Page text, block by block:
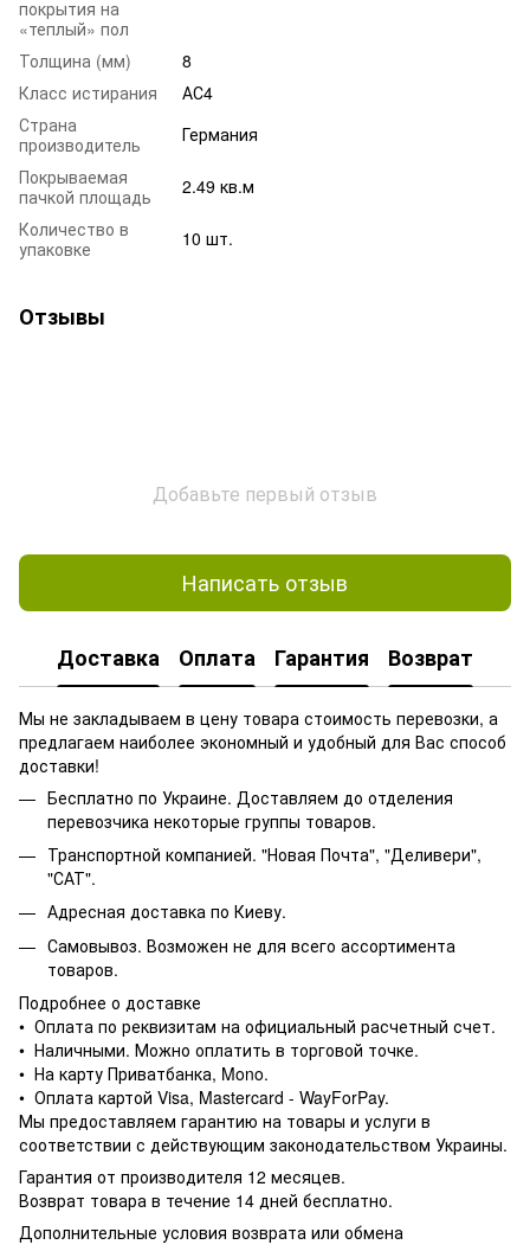
покрытия на
«теплый» пол
Толщина (мм)
8
Класс истирания
АС4
Страна
производитель
Германия
Покрываемая
пачкой площадь
2.49 кв.м
Количество в
упаковке
10 шт.
Отзывы
Добавьте первый отзыв
Написать отзыв
Доставка Оплата Гарантия Возврат
Мы не закладываем в цену товара стоимость перевозки, а
предлагаем наиболее экономный и удобный для Вас способ
доставки!
Бесплатно по Украине. Доставляем до отделения
перевозчика некоторые группы товаров.
Транспортной компанией. "Новая Почта", "Деливери",
"САТ".
Адресная доставка по Киеву.
Самовывоз. Возможен не для всего ассортимента
товаров.
Подробнее о доставке
• Оплата по реквизитам на официальный расчетный счет.
• Наличными. Можно оплатить в торговой точке.
• На карту Приватбанка, Mono.
• Оплата картой Visa, Mastercard - WayForPay.
Мы предоставляем гарантию на товары и услуги в
соответствии с действующим законодательством Украины.
Гарантия от производителя 12 месяцев.
Возврат товара в течение 14 дней бесплатно.
Дополнительные условия возврата или обмена